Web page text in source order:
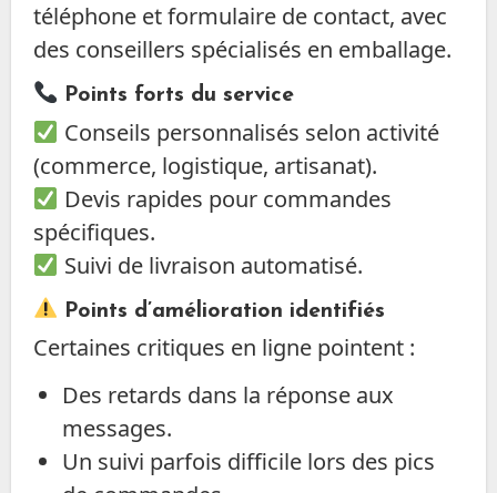
téléphone et formulaire de contact, avec
des conseillers spécialisés en emballage.
Points forts du service
Conseils personnalisés selon activité
(commerce, logistique, artisanat).
Devis rapides pour commandes
spécifiques.
Suivi de livraison automatisé.
Points d’amélioration identifiés
Certaines critiques en ligne pointent :
Des retards dans la réponse aux
messages.
Un suivi parfois difficile lors des pics